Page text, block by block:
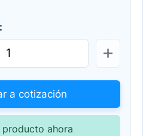
a cotización
ahora